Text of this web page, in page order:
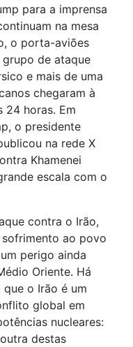
para a imprensa
na mesa
o porta-aviões
grupo de ataque
e mais de uma
chegaram à
24 horas. Em
o presidente
na rede X
Khamenei
escala com o
contra o Irão,
ao povo
perigo ainda
Oriente. Há
o Irão é um
global em
nucleares:
destas